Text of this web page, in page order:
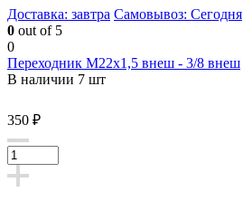
Доставка: завтра Самовывоз: Сегодня
0 out of 5
0
Переходник М22х1,5 внеш - 3/8 внеш
В наличии 7 шт
350 ₽